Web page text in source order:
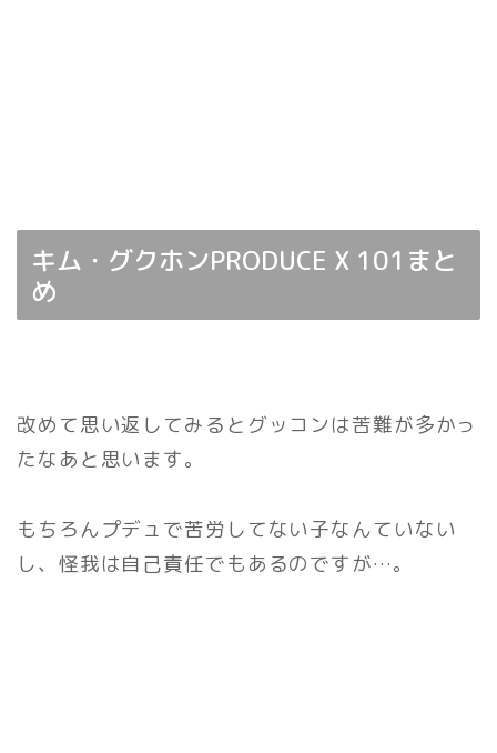
キム・グクホンPRODUCE X 101まと
め
改めて思い返してみるとグッコンは苦難が多かっ
たなあと思います。
もちろんプデュで苦労してない子なんていない
し、怪我は自己責任でもあるのですが…。